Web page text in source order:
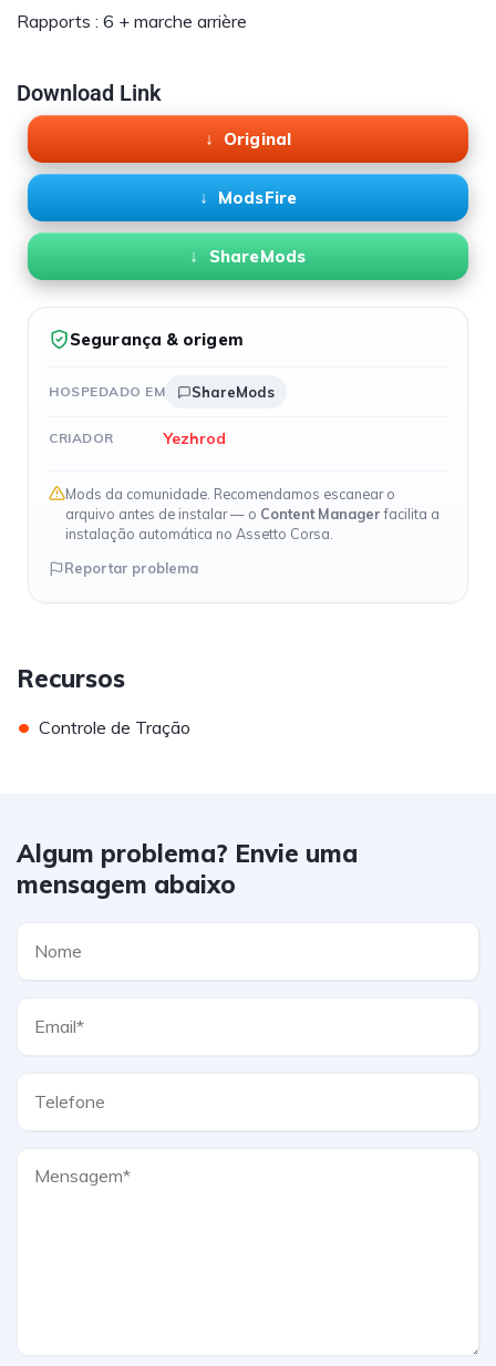
Rapports : 6 + marche arrière
Download Link
Original
ModsFire
ShareMods
Segurança & origem
HOSPEDADO EM ShareMods
CRIADOR Yezhrod
Mods da comunidade. Recomendamos escanear o
arquivo antes de instalar — o Content Managerfacilita a
instalação automática no Assetto Corsa.
Reportar problema
Recursos
• Controle de Tração
Algum problema? Envie uma
mensagem abaixo